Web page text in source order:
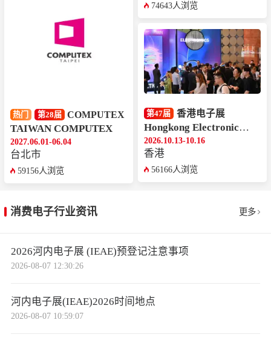
热门 第28届 COMPUTEX
TAIWAN COMPUTEX
2027.06.01-06.04
台北市
59156人浏览
74643人浏览
第47届 香港电子展
Hongkong Electronics Fair
2026.10.13-10.16
香港
56166人浏览
消费电子行业资讯 更多
2026河内电子展 (IEAE)预登记注意事项
2026-08-07 12:30:26
河内电子展(IEAE)2026时间地点
2026-08-07 10:59:07